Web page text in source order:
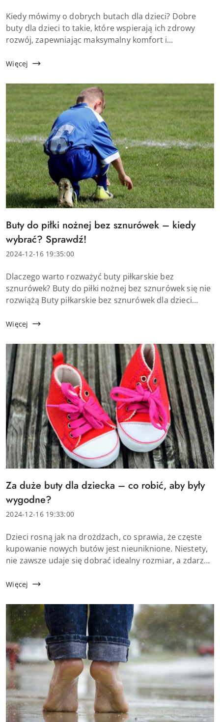
Treść
artykułu:
Kiedy mówimy o dobrych butach dla dzieci? Dobre
buty dla dzieci to takie, które wspierają ich zdrowy
rozwój, zapewniając maksymalny komfort i
wszystkim: Dobre buty dla dzieci wspie...
Więcej
Tytuł
artykułu:
Buty do piłki nożnej bez sznurówek – kiedy
wybrać? Sprawdź!
Data
2024-12-16 19:35:00
Treść
artykułu:
Dlaczego warto rozważyć buty piłkarskie bez
sznurówek? Buty do piłki nożnej bez sznurówek się nie
rozwiążą Buty piłkarskie bez sznurówek dla dzieci
młodych piłkarzy &ndas...
Więcej
Tytuł
artykułu:
Za duże buty dla dziecka – co robić, aby były
wygodne?
Data
2024-12-16 19:33:00
Treść
artykułu:
Dzieci rosną jak na drożdżach, co sprawia, że częste
kupowanie nowych butów jest nieuniknione. Niestety,
nie zawsze udaje się dobrać idealny rozmiar, a zdarza
zrobić? Na szczęście istnieje kilka sp...
Więcej